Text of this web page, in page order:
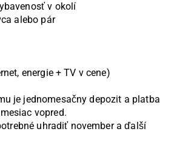
v okolí
alebo pár
energie + TV v cene)
je jednomesačny depozit a platba
vopred.
uhradiť november a ďalší